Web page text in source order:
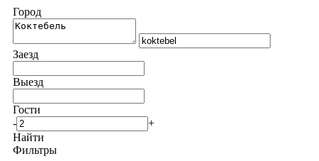
Город
Заезд
Выезд
Гости
-
+
Найти
Фильтры